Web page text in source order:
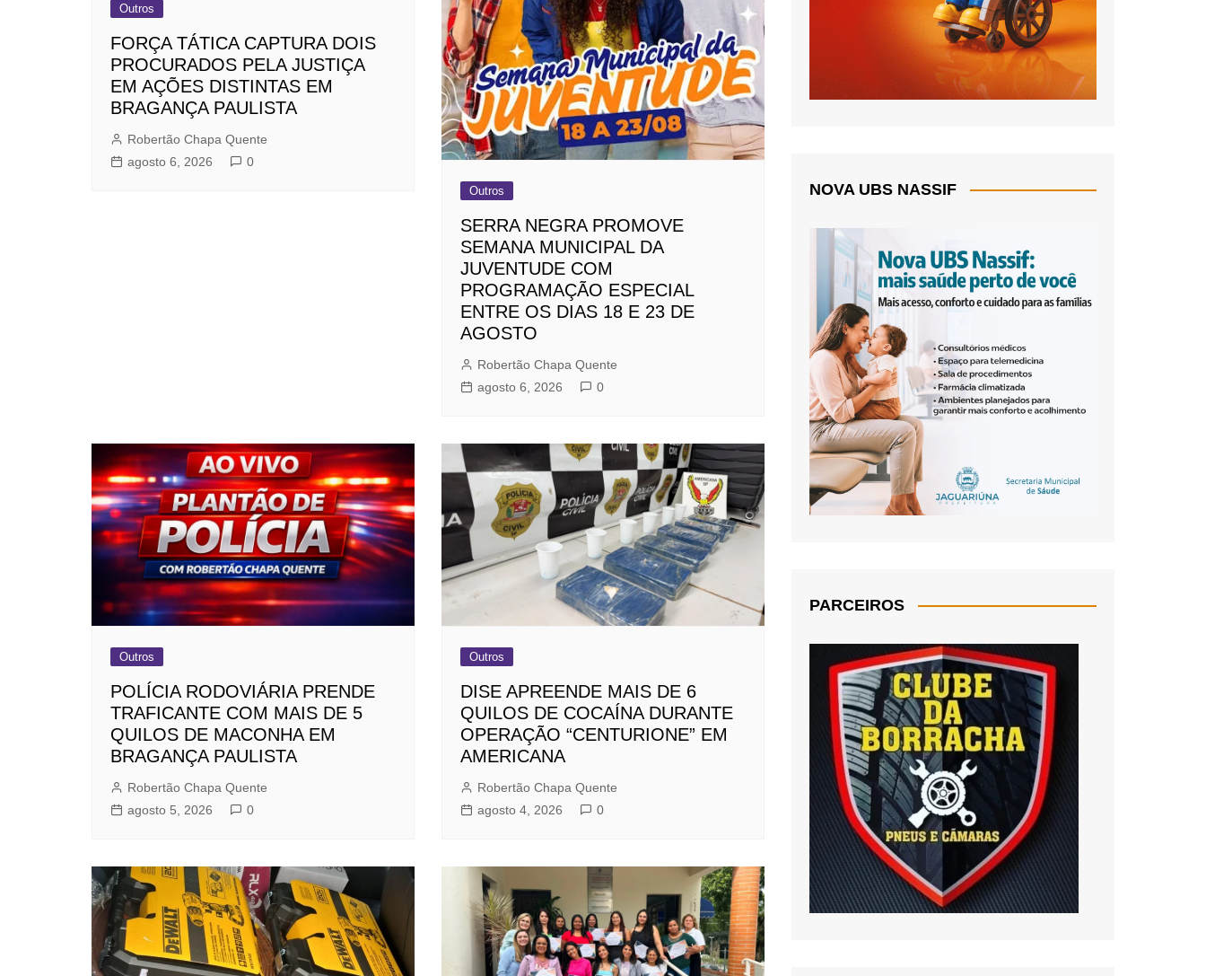
Outros
FORÇA TÁTICA CAPTURA DOIS
PROCURADOS PELA JUSTIÇA
EM AÇÕES DISTINTAS EM
BRAGANÇA PAULISTA
Robertão Chapa Quente
agosto 6, 2026
0
Outros
SERRA NEGRA PROMOVE
SEMANA MUNICIPAL DA
JUVENTUDE COM
PROGRAMAÇÃO ESPECIAL
ENTRE OS DIAS 18 E 23 DE
AGOSTO
Robertão Chapa Quente
agosto 6, 2026
0
Outros
POLÍCIA RODOVIÁRIA PRENDE
TRAFICANTE COM MAIS DE 5
QUILOS DE MACONHA EM
BRAGANÇA PAULISTA
Robertão Chapa Quente
agosto 5, 2026
0
Outros
DISE APREENDE MAIS DE 6
QUILOS DE COCAÍNA DURANTE
OPERAÇÃO “CENTURIONE” EM
AMERICANA
Robertão Chapa Quente
agosto 4, 2026
0
NOVA UBS NASSIF
PARCEIROS